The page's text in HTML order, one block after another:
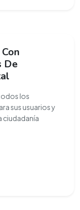
De
los
sus usuarios y
ciudadanía